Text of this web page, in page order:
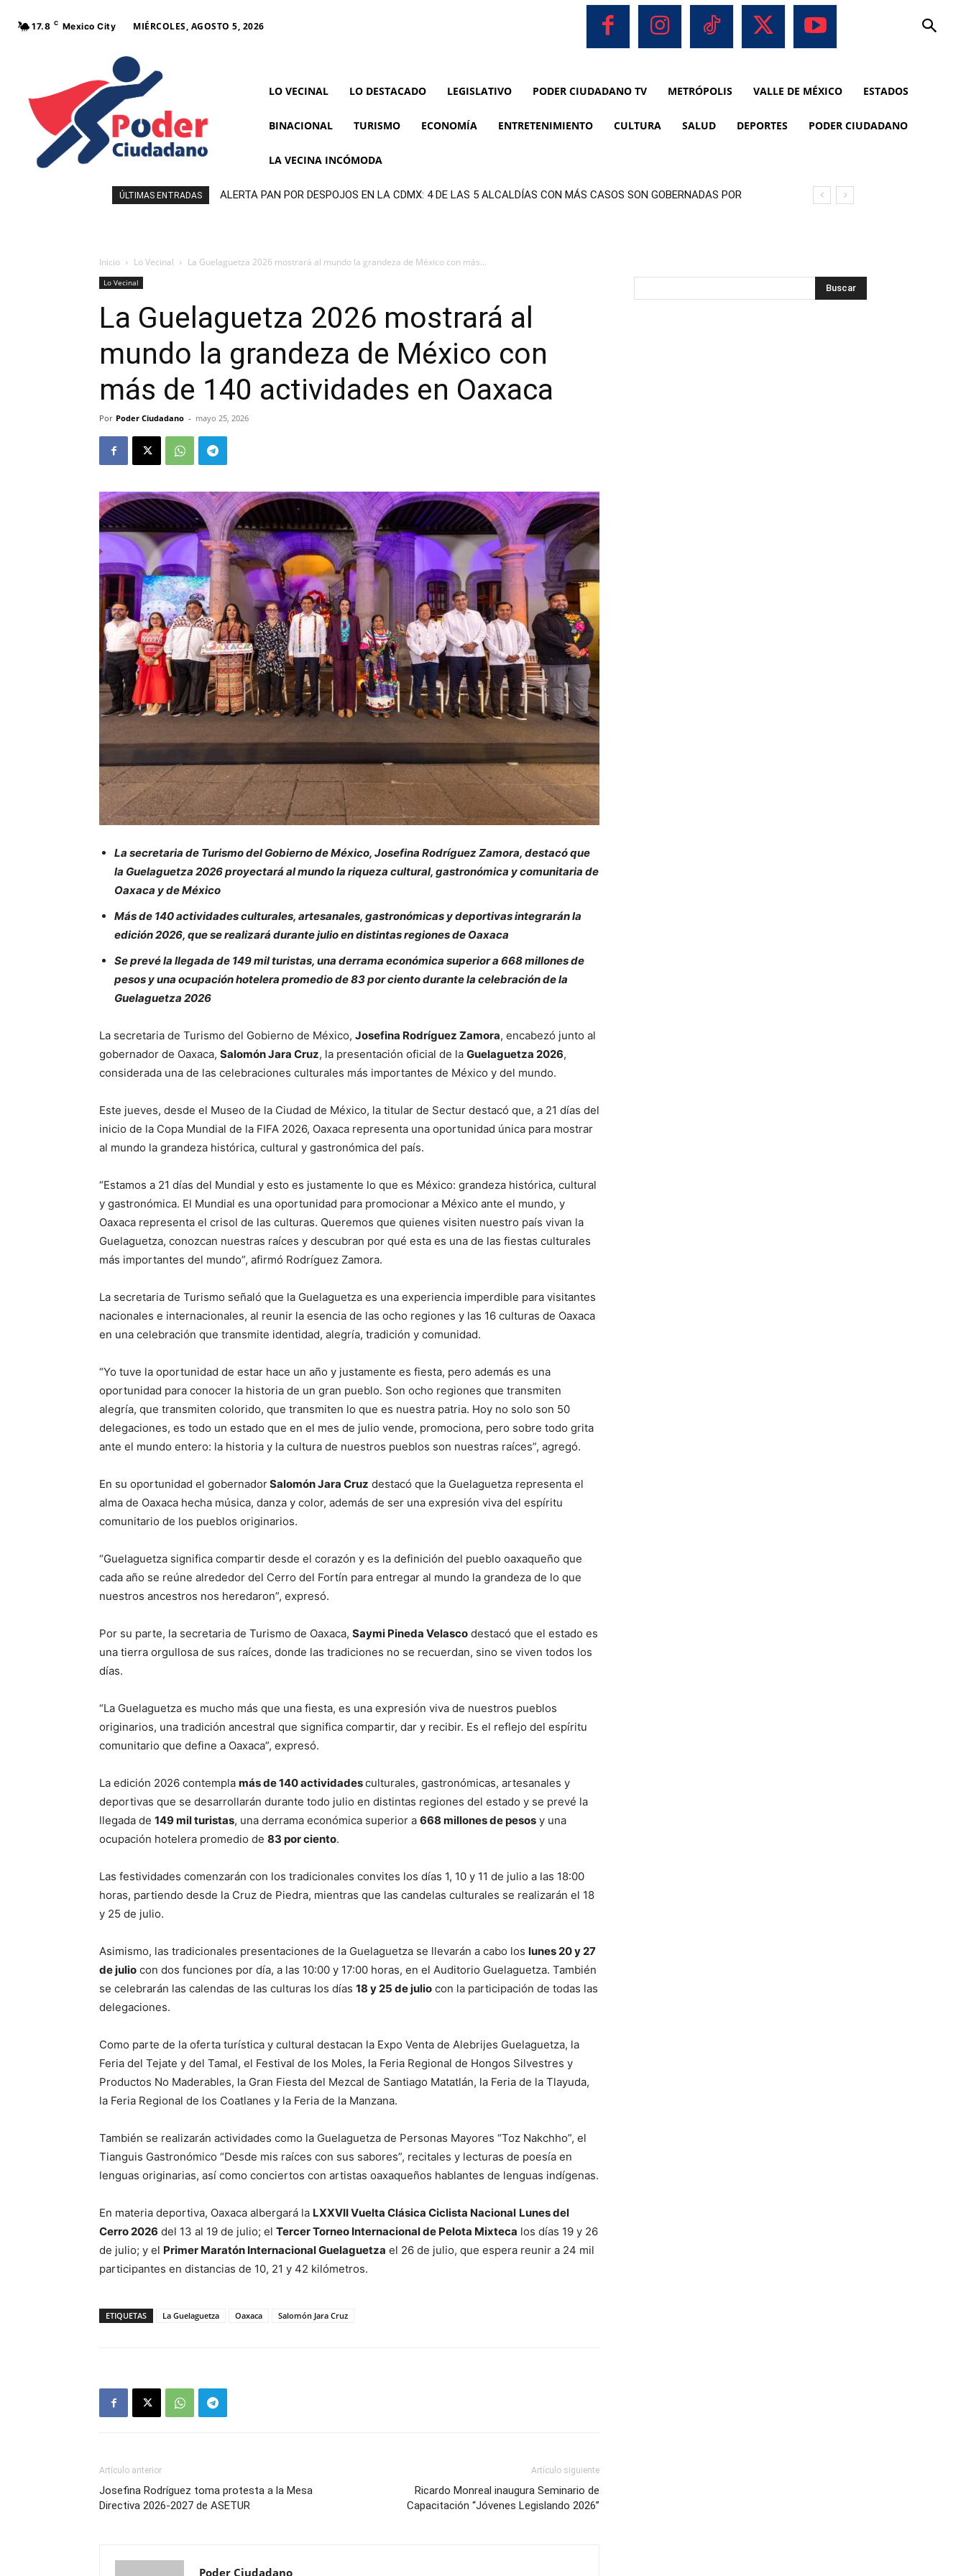
17.8 C Mexico City MIÉRCOLES, AGOSTO 5, 2026
LO VECINAL LO DESTACADO LEGISLATIVO PODER CIUDADANO TV METRÓPOLIS VALLE DE MÉXICO ESTADOS
BINACIONAL TURISMO ECONOMÍA ENTRETENIMIENTO CULTURA SALUD DEPORTES PODER CIUDADANO
LA VECINA INCÓMODA
ÚLTIMAS ENTRADAS
ALERTA PAN POR DESPOJOS EN LA CDMX: 4 DE LAS 5 ALCALDÍAS CON MÁS CASOS SON GOBERNADAS POR
Inicio Lo Vecinal La Guelaguetza 2026 mostrará al mundo la grandeza de México con más...
Lo Vecinal
La Guelaguetza 2026 mostrará al
mundo la grandeza de México con
más de 140 actividades en Oaxaca
Por Poder Ciudadano - mayo 25, 2026
La secretaria de Turismo del Gobierno de México, Josefina Rodríguez Zamora, destacó que
la Guelaguetza 2026 proyectará al mundo la riqueza cultural, gastronómica y comunitaria de
Oaxaca y de México
Más de 140 actividades culturales, artesanales, gastronómicas y deportivas integrarán la
edición 2026, que se realizará durante julio en distintas regiones de Oaxaca
Se prevé la llegada de 149 mil turistas, una derrama económica superior a 668 millones de
pesos y una ocupación hotelera promedio de 83 por ciento durante la celebración de la
Guelaguetza 2026
La secretaria de Turismo del Gobierno de México, Josefina Rodríguez Zamora, encabezó junto al
gobernador de Oaxaca, Salomón Jara Cruz, la presentación oficial de la Guelaguetza 2026,
considerada una de las celebraciones culturales más importantes de México y del mundo.
Este jueves, desde el Museo de la Ciudad de México, la titular de Sectur destacó que, a 21 días del
inicio de la Copa Mundial de la FIFA 2026, Oaxaca representa una oportunidad única para mostrar
al mundo la grandeza histórica, cultural y gastronómica del país.
“Estamos a 21 días del Mundial y esto es justamente lo que es México: grandeza histórica, cultural
y gastronómica. El Mundial es una oportunidad para promocionar a México ante el mundo, y
Oaxaca representa el crisol de las culturas. Queremos que quienes visiten nuestro país vivan la
Guelaguetza, conozcan nuestras raíces y descubran por qué esta es una de las fiestas culturales
más importantes del mundo”, afirmó Rodríguez Zamora.
La secretaria de Turismo señaló que la Guelaguetza es una experiencia imperdible para visitantes
nacionales e internacionales, al reunir la esencia de las ocho regiones y las 16 culturas de Oaxaca
en una celebración que transmite identidad, alegría, tradición y comunidad.
“Yo tuve la oportunidad de estar hace un año y justamente es fiesta, pero además es una
oportunidad para conocer la historia de un gran pueblo. Son ocho regiones que transmiten
alegría, que transmiten colorido, que transmiten lo que es nuestra patria. Hoy no solo son 50
delegaciones, es todo un estado que en el mes de julio vende, promociona, pero sobre todo grita
ante el mundo entero: la historia y la cultura de nuestros pueblos son nuestras raíces”, agregó.
En su oportunidad el gobernadorSalomón Jara Cruz destacó que la Guelaguetza representa el
alma de Oaxaca hecha música, danza y color, además de ser una expresión viva del espíritu
comunitario de los pueblos originarios.
“Guelaguetza significa compartir desde el corazón y es la definición del pueblo oaxaqueño que
cada año se reúne alrededor del Cerro del Fortín para entregar al mundo la grandeza de lo que
nuestros ancestros nos heredaron”, expresó.
Por su parte, la secretaria de Turismo de Oaxaca, Saymi Pineda Velasco destacó que el estado es
una tierra orgullosa de sus raíces, donde las tradiciones no se recuerdan, sino se viven todos los
días.
“La Guelaguetza es mucho más que una fiesta, es una expresión viva de nuestros pueblos
originarios, una tradición ancestral que significa compartir, dar y recibir. Es el reflejo del espíritu
comunitario que define a Oaxaca”, expresó.
La edición 2026 contempla más de 140 actividadesculturales, gastronómicas, artesanales y
deportivas que se desarrollarán durante todo julio en distintas regiones del estado y se prevé la
llegada de 149 mil turistas, una derrama económica superior a 668 millones de pesos y una
ocupación hotelera promedio de 83 por ciento.
Las festividades comenzarán con los tradicionales convites los días 1, 10 y 11 de julio a las 18:00
horas, partiendo desde la Cruz de Piedra, mientras que las candelas culturales se realizarán el 18
y 25 de julio.
Asimismo, las tradicionales presentaciones de la Guelaguetza se llevarán a cabo los lunes 20 y 27
de julio con dos funciones por día, a las 10:00 y 17:00 horas, en el Auditorio Guelaguetza. También
se celebrarán las calendas de las culturas los días 18 y 25 de julio con la participación de todas las
delegaciones.
Como parte de la oferta turística y cultural destacan la Expo Venta de Alebrijes Guelaguetza, la
Feria del Tejate y del Tamal, el Festival de los Moles, la Feria Regional de Hongos Silvestres y
Productos No Maderables, la Gran Fiesta del Mezcal de Santiago Matatlán, la Feria de la Tlayuda,
la Feria Regional de los Coatlanes y la Feria de la Manzana.
También se realizarán actividades como la Guelaguetza de Personas Mayores “Toz Nakchho”, el
Tianguis Gastronómico “Desde mis raíces con sus sabores”, recitales y lecturas de poesía en
lenguas originarias, así como conciertos con artistas oaxaqueños hablantes de lenguas indígenas.
En materia deportiva, Oaxaca albergará la LXXVII Vuelta Clásica Ciclista Nacional Lunes del
Cerro 2026 del 13 al 19 de julio; el Tercer Torneo Internacional de Pelota Mixteca los días 19 y 26
de julio; y el Primer Maratón Internacional Guelaguetza el 26 de julio, que espera reunir a 24 mil
participantes en distancias de 10, 21 y 42 kilómetros.
ETIQUETAS La Guelaguetza Oaxaca Salomón Jara Cruz
Artículo anterior
Josefina Rodríguez toma protesta a la Mesa
Directiva 2026-2027 de ASETUR
Artículo siguiente
Ricardo Monreal inaugura Seminario de
Capacitación “Jóvenes Legislando 2026”
Poder Ciudadano